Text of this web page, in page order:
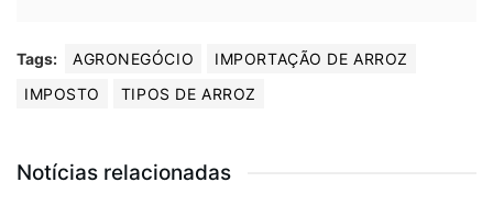
Tags: AGRONEGÓCIO
IMPORTAÇÃO DE ARROZ
IMPOSTO
TIPOS DE ARROZ
Notícias relacionadas